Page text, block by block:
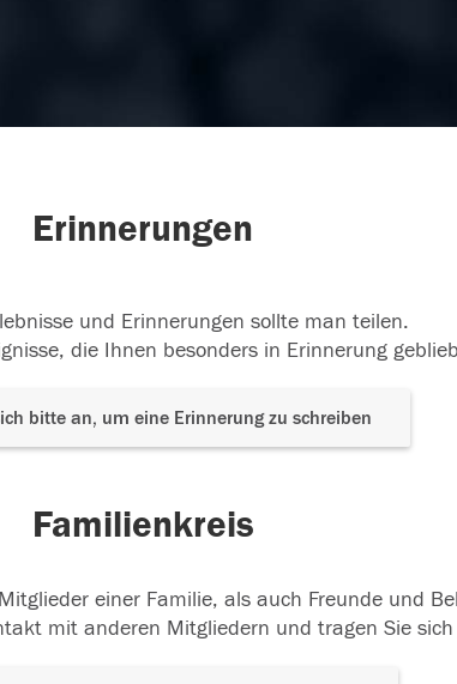
Erinnerungen
und Erinnerungen sollte man teilen.
die Ihnen besonders in Erinnerung
bitte an, um eine Erinnerung zu schreiben
Familienkreis
einer Familie, als auch Freunde und
mit anderen Mitgliedern und tragen Sie